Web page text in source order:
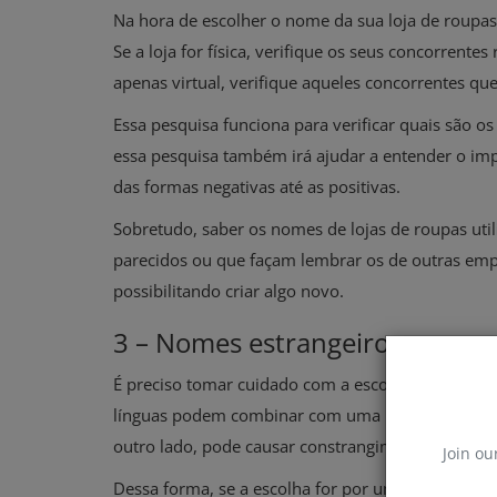
Join
Na hora de escolher o nome da sua loja de
Se a loja for física, verifique os seus
apenas virtual, verifique aqueles concorrentes
Essa pesquisa funciona para verificar quais são
essa pesquisa também irá ajudar a entender o
das formas negativas até as positivas.
Sobretudo, saber os nomes de lojas de roupas
parecidos ou que façam lembrar os de outras
possibilitando criar algo novo.
3 – Nomes estrangeiros
É preciso tomar cuidado com a escolha de
línguas podem combinar com uma loja de
outro lado, pode causar constrangimento nos
Dessa forma, se a escolha for por um nome